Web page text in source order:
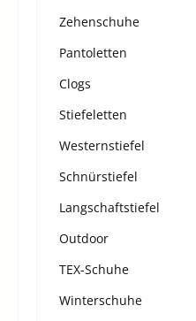
Zehenschuhe
Pantoletten
Clogs
Stiefeletten
Westernstiefel
Schnürstiefel
Langschaftstiefel
Outdoor
TEX-Schuhe
Winterschuhe